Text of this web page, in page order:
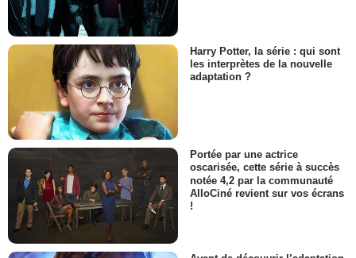
Harry Potter, la série : qui sont
les interprètes de la nouvelle
adaptation ?
Portée par une actrice
oscarisée, cette série à succès
notée 4,2 par la communauté
AlloCiné revient sur vos écrans
!